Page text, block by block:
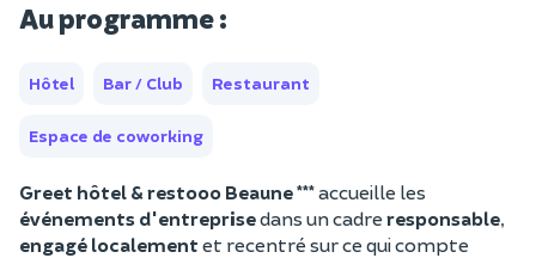
Au programme :
Hôtel Bar / Club Restaurant
Espace de coworking
Greet hôtel & restooo Beaune ***accueille les
événements d'entreprisedans un cadre responsable,
engagé localement et recentré sur ce qui compte